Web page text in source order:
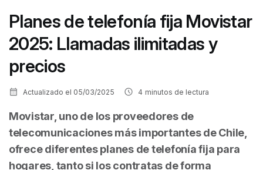
Planes de telefonía fija Movistar
2025: Llamadas ilimitadas y
precios
Actualizado el 05/03/2025 4 minutos de lectura
Movistar, uno de los proveedores de
telecomunicaciones más importantes de Chile,
ofrece diferentes planes de telefonía fija para
hogares, tanto si los contratas de forma